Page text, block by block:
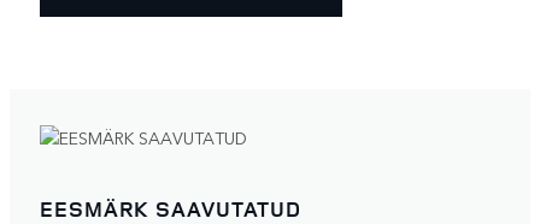
EESMÄRK SAAVUTATUD